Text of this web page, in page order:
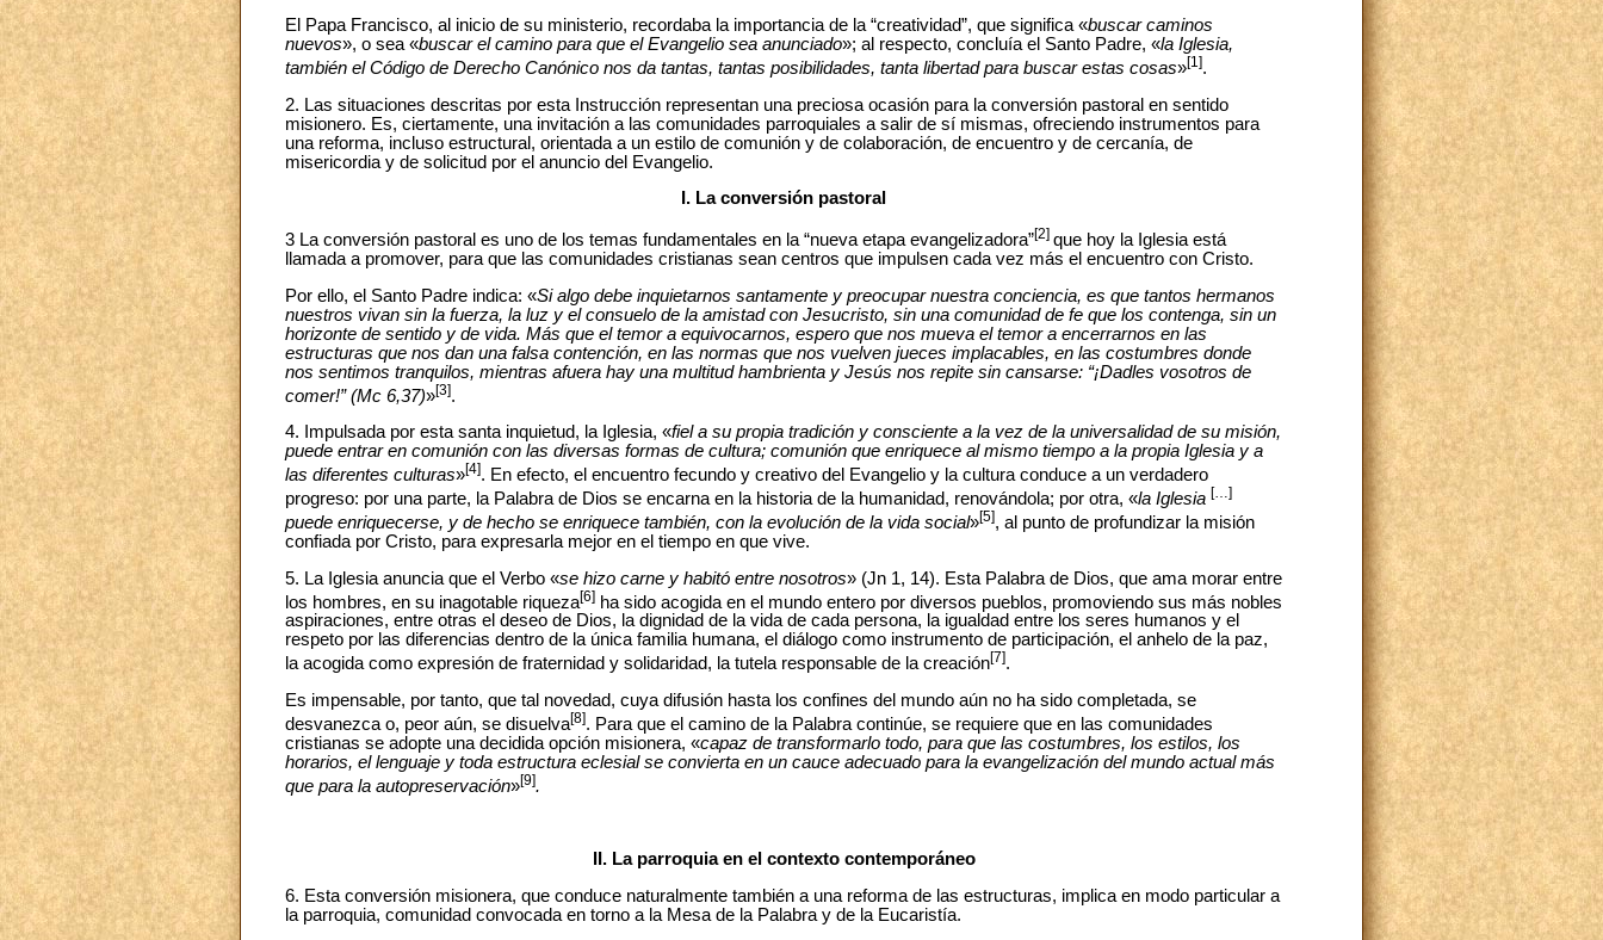
El Papa Francisco, al inicio de su ministerio, recordaba la importancia de la “creatividad”, que significa «buscar caminos
nuevos», o sea «buscar el camino para que el Evangelio sea anunciado»; al respecto, concluía el Santo Padre, «la Iglesia,
también el Código de Derecho Canónico nos da tantas, tantas posibilidades, tanta libertad para buscar estas cosas»[1].
2. Las situaciones descritas por esta Instrucción representan una preciosa ocasión para la conversión pastoral en sentido
misionero. Es, ciertamente, una invitación a las comunidades parroquiales a salir de sí mismas, ofreciendo instrumentos para
una reforma, incluso estructural, orientada a un estilo de comunión y de colaboración, de encuentro y de cercanía, de
misericordia y de solicitud por el anuncio del Evangelio.
I. La conversión pastoral
3 La conversión pastoral es uno de los temas fundamentales en la “nueva etapa evangelizadora”[2] que hoy la Iglesia está
llamada a promover, para que las comunidades cristianas sean centros que impulsen cada vez más el encuentro con Cristo.
Por ello, el Santo Padre indica: «Si algo debe inquietarnos santamente y preocupar nuestra conciencia, es que tantos hermanos
nuestros vivan sin la fuerza, la luz y el consuelo de la amistad con Jesucristo, sin una comunidad de fe que los contenga, sin un
horizonte de sentido y de vida. Más que el temor a equivocarnos, espero que nos mueva el temor a encerrarnos en las
estructuras que nos dan una falsa contención, en las normas que nos vuelven jueces implacables, en las costumbres donde
nos sentimos tranquilos, mientras afuera hay una multitud hambrienta y Jesús nos repite sin cansarse: “¡Dadles vosotros de
comer!” (Mc 6,37)»[3].
4. Impulsada por esta santa inquietud, la Iglesia, «fiel a su propia tradición y consciente a la vez de la universalidad de su misión,
puede entrar en comunión con las diversas formas de cultura; comunión que enriquece al mismo tiempo a la propia Iglesia y a
las diferentes culturas»[4]. En efecto, el encuentro fecundo y creativo del Evangelio y la cultura conduce a un verdadero
progreso: por una parte, la Palabra de Dios se encarna en la historia de la humanidad, renovándola; por otra, «la Iglesia […]
puede enriquecerse, y de hecho se enriquece también, con la evolución de la vida social»[5], al punto de profundizar la misión
confiada por Cristo, para expresarla mejor en el tiempo en que vive.
5. La Iglesia anuncia que el Verbo «se hizo carne y habitó entre nosotros» (Jn 1, 14). Esta Palabra de Dios, que ama morar entre
los hombres, en su inagotable riqueza[6] ha sido acogida en el mundo entero por diversos pueblos, promoviendo sus más nobles
aspiraciones, entre otras el deseo de Dios, la dignidad de la vida de cada persona, la igualdad entre los seres humanos y el
respeto por las diferencias dentro de la única familia humana, el diálogo como instrumento de participación, el anhelo de la paz,
la acogida como expresión de fraternidad y solidaridad, la tutela responsable de la creación[7].
Es impensable, por tanto, que tal novedad, cuya difusión hasta los confines del mundo aún no ha sido completada, se
desvanezca o, peor aún, se disuelva[8]. Para que el camino de la Palabra continúe, se requiere que en las comunidades
cristianas se adopte una decidida opción misionera, «capaz de transformarlo todo, para que las costumbres, los estilos, los
horarios, el lenguaje y toda estructura eclesial se convierta en un cauce adecuado para la evangelización del mundo actual más
que para la autopreservación»[9].
II. La parroquia en el contexto contemporáneo
6. Esta conversión misionera, que conduce naturalmente también a una reforma de las estructuras, implica en modo particular a
la parroquia, comunidad convocada en torno a la Mesa de la Palabra y de la Eucaristía.